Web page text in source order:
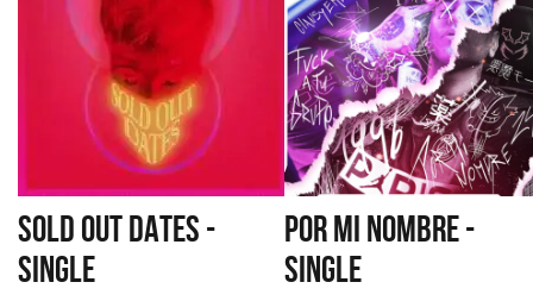
SOLD OUT DATES -
SINGLE
POR MI NOMBRE -
SINGLE